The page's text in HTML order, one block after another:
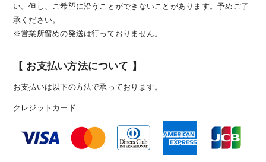
い。但し、ご希望に沿うことができないことがあります。予めご了
承ください。
※営業所留めの発送は行っておりません。
【 お支払い方法について 】
お支払いは以下の方法で承っております。
クレジットカード